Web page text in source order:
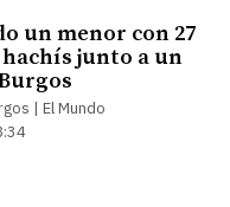
un menor con 27
junto a un
| El Mundo